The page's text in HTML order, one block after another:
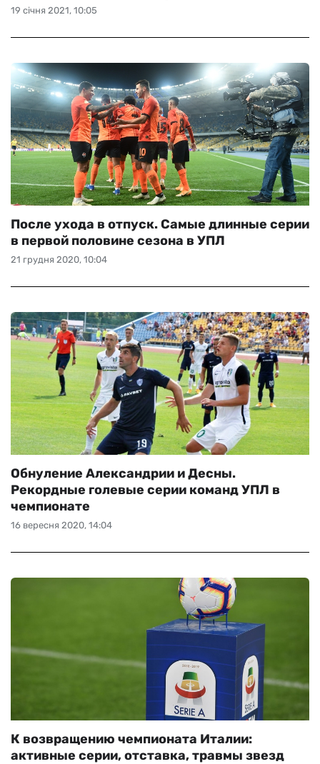
19 січня 2021, 10:05
21 грудня 2020, 10:04
После ухода в отпуск. Самые длинные серии
в первой половине сезона в УПЛ
16 вересня 2020, 14:04
Обнуление Александрии и Десны.
Рекордные голевые серии команд УПЛ в
чемпионате
К возвращению чемпионата Италии:
активные серии, отставка, травмы звезд